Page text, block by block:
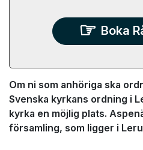
Boka
Om ni som anhöriga ska
Svenska kyrkans ordning i
kyrka en möjlig plats.
församling, som ligger i